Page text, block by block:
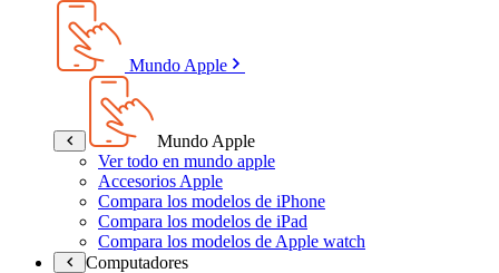
Mundo Apple
Mundo Apple
Ver todo en mundo apple
Accesorios Apple
Compara los modelos de iPhone
Compara los modelos de iPad
Compara los modelos de Apple watch
Computadores